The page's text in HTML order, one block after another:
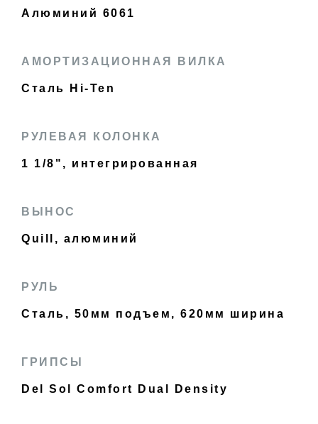
Алюминий 6061
АМОРТИЗАЦИОННАЯ ВИЛКА
Сталь Hi-Ten
РУЛЕВАЯ КОЛОНКА
1 1/8", интегрированная
ВЫНОС
Quill, алюминий
РУЛЬ
Сталь, 50мм подъем, 620мм ширина
ГРИПСЫ
Del Sol Comfort Dual Density